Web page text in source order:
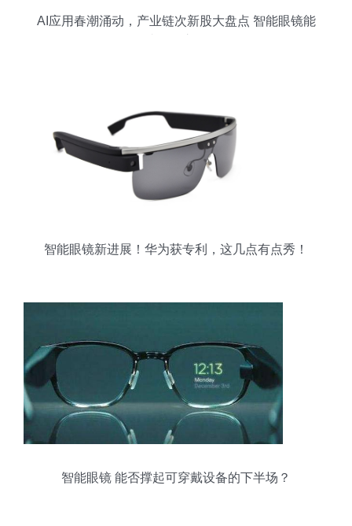
AI应用春潮涌动，产业链次新股大盘点 智能眼镜能
智能眼镜新进展！华为获专利，这几点有点秀！
智能眼镜 能否撑起可穿戴设备的下半场？